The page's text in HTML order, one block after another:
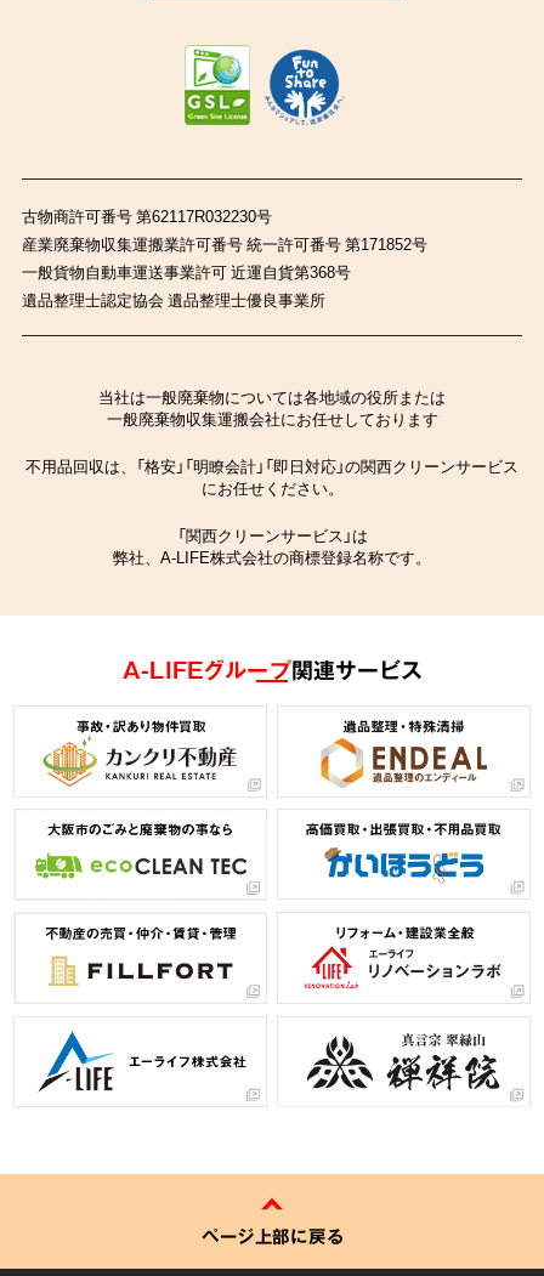
古物商許可番号 第62117R032230号
産業廃棄物収集運搬業許可番号 統一許可番号 第171852号
一般貨物自動車運送事業許可 近運自貨第368号
遺品整理士認定協会 遺品整理士優良事業所
当社は一般廃棄物については各地域の役所または
一般廃棄物収集運搬会社にお任せしております
不用品回収は、「格安」「明瞭会計」「即日対応」の関西クリーンサービス
にお任せください。
「関西クリーンサービス」は
弊社、A-LIFE株式会社の商標登録名称です。
A-LIFEグループ関連サービス
ページ上部に戻る